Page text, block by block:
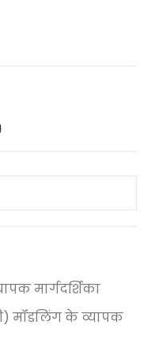
मार्गदर्शिका
मॉडलिंग के व्यापक